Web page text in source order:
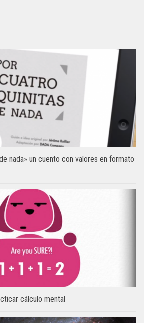
nada» un cuento con valores en formato
cálculo mental